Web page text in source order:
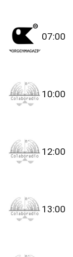
07:00
10:00
12:00
13:00